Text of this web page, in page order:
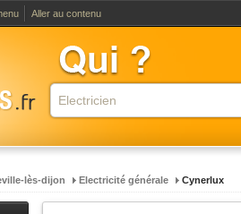
Aller au contenu
lès-dijon Electricité générale Cynerlux